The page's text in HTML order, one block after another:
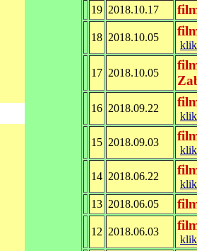
19 2018.10.17
18 2018.10.05
17 2018.10.05
16 2018.09.22
15 2018.09.03
14 2018.06.22
13 2018.06.05
12 2018.06.03